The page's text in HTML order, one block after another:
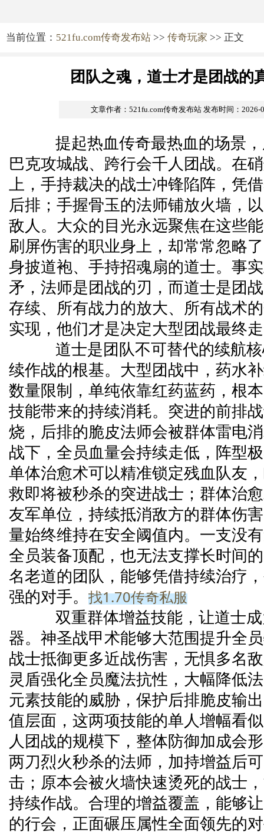
当前位置： 521fu.com传奇发布站 >> 传奇玩家 >> 正文
团队之魂，道士才是团战的
文章作者：521fu.com传奇发布站 发布时间：2026-
提起热血传奇最热血的场景，
巴克攻城战、跨行会千人团战。在
上，手持裁决的战士冲锋陷阵，凭
后排；手握骨玉的法师铺放火墙，
敌人。大众的目光永远聚焦在这些
刷屏伤害的职业身上，却常常忽略
身披道袍、手持招魂扇的道士。事
矛，法师是团战的刃，而道士是团
存续、所有战力的放大、所有战术
实现，他们才是决定大型团战最终
道士是团队不可替代的续航核
续作战的根基。大型团战中，药水
数量限制，单纯依靠红药蓝药，根
技能带来的持续消耗。突进的前排
烧，后排的脆皮法师会被群体雷电
战下，全员血量会持续走低，阵型
单体治愈术可以精准锁定残血队友
救即将被秒杀的突进战士；群体治
友军单位，持续抵消敌方的群体伤
量始终维持在安全阈值内。一支没
全员装备顶配，也无法支撑长时间
名老道的团队，能够凭借持续治疗
强的对手。 找1.70传奇私服
双重群体增益技能，让道士成
器。神圣战甲术能够大范围提升全
战士抵御更多近战伤害，无惧多名
灵盾强化全员魔法抗性，大幅降低
元素技能的威胁，保护后排脆皮输
值层面，这两项技能的单人增幅看
人团战的规模下，整体防御加成会
两刀烈火秒杀的法师，加持增益后
击；原本会被火墙快速烫死的战士
持续作战。合理的增益覆盖，能够
的行会，正面碾压属性全面领先的